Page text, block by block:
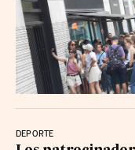
DEPORTE